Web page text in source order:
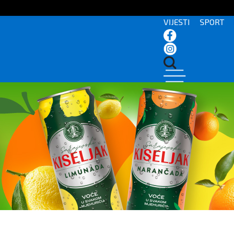
VIJESTI SPORT